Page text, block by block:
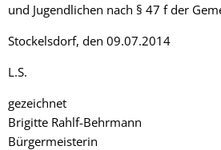
und Jugendlichen nach § 47 f der
Stockelsdorf, den 09.07.2014
L.S.
gezeichnet
Brigitte Rahlf-Behrmann
Bürgermeisterin